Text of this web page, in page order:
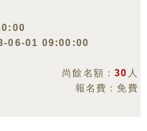
06-01 09:00:00
尚餘名額：30 人
報名費：免費